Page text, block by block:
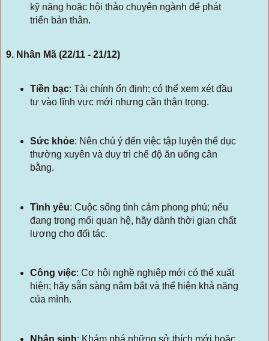
kỹ năng hoặc hội thảo chuyên ngành để phát
triển bản thân.
9. Nhân Mã (22/11 - 21/12)
Tiền bạc: Tài chính ổn định; có thể xem xét đầu
tư vào lĩnh vực mới nhưng cần thận trọng.
Sức khỏe: Nên chú ý đến việc tập luyện thể dục
thường xuyên và duy trì chế độ ăn uống cân
bằng.
Tình yêu: Cuộc sống tình cảm phong phú; nếu
đang trong mối quan hệ, hãy dành thời gian chất
lượng cho đối tác.
Công việc: Cơ hội nghề nghiệp mới có thể xuất
hiện; hãy sẵn sàng nắm bắt và thể hiện khả năng
của mình.
Nhân sinh: Khám phá những sở thích mới hoặc